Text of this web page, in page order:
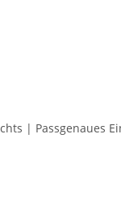
| Passgenaues